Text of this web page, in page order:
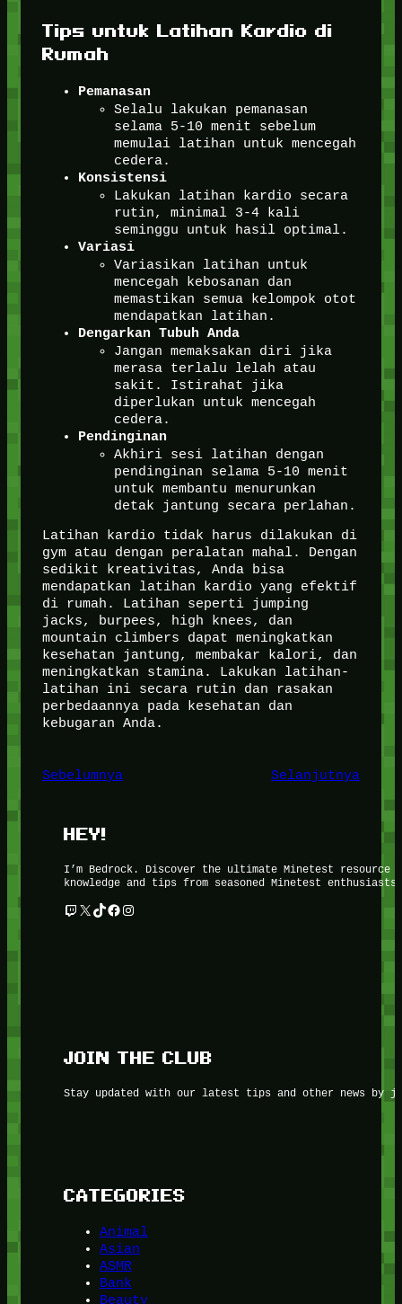
Tips untuk Latihan Kardio di
Rumah
Pemanasan
Selalu lakukan pemanasan
selama 5-10 menit sebelum
memulai latihan untuk mencegah
cedera.
Konsistensi
Lakukan latihan kardio secara
rutin, minimal 3-4 kali
seminggu untuk hasil optimal.
Variasi
Variasikan latihan untuk
mencegah kebosanan dan
memastikan semua kelompok otot
mendapatkan latihan.
Dengarkan Tubuh Anda
Jangan memaksakan diri jika
merasa terlalu lelah atau
sakit. Istirahat jika
diperlukan untuk mencegah
cedera.
Pendinginan
Akhiri sesi latihan dengan
pendinginan selama 5-10 menit
untuk membantu menurunkan
detak jantung secara perlahan.
Latihan kardio tidak harus dilakukan di
gym atau dengan peralatan mahal. Dengan
sedikit kreativitas, Anda bisa
mendapatkan latihan kardio yang efektif
di rumah. Latihan seperti jumping
jacks, burpees, high knees, dan
mountain climbers dapat meningkatkan
kesehatan jantung, membakar kalori, dan
meningkatkan stamina. Lakukan latihan-
latihan ini secara rutin dan rasakan
perbedaannya pada kesehatan dan
kebugaran Anda.
Sebelumnya Selanjutnya
HEY!
I’m Bedrock. Discover the ultimate Minetest
knowledge and tips from seasoned Minetest enthusiasts.
Twitch X TikTok Facebook Instagram
JOIN THE CLUB
Stay updated with our latest tips and other news by
CATEGORIES
Animal
Asian
ASMR
Bank
Beauty